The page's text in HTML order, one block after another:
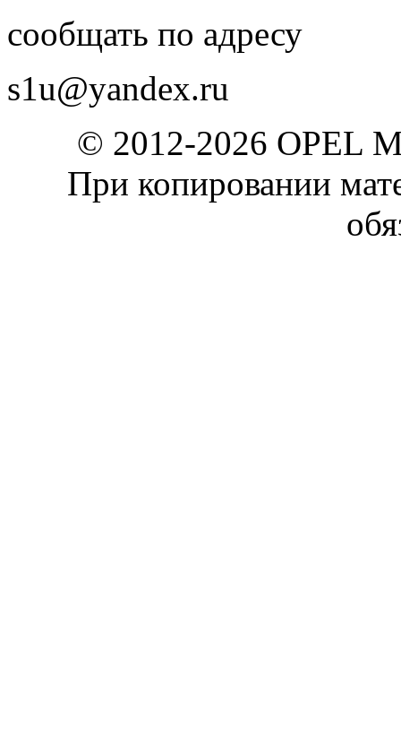
сообщать по адресу
s1u@yandex.ru
© 2012-2026 OPEL
При копировании